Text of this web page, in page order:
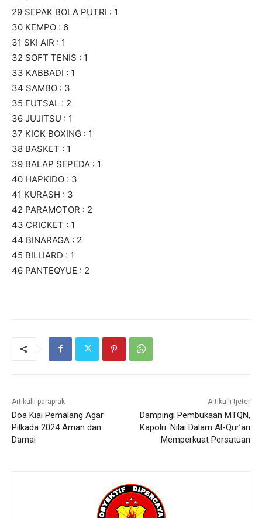
29 SEPAK BOLA PUTRI : 1
30 KEMPO : 6
31 SKI AIR : 1
32 SOFT TENIS : 1
33 KABBADI : 1
34 SAMBO : 3
35 FUTSAL : 2
36 JUJITSU : 1
37 KICK BOXING : 1
38 BASKET : 1
39 BALAP SEPEDA : 1
40 HAPKIDO : 3
41 KURASH : 3
42 PARAMOTOR : 2
43 CRICKET : 1
44 BINARAGA : 2
45 BILLIARD : 1
46 PANTEQYUE : 2
Artikulli paraprak
Doa Kiai Pemalang Agar
Pilkada 2024 Aman dan
Damai
Artikulli tjetër
Dampingi Pembukaan MTQN,
Kapolri: Nilai Dalam Al-Qur’an
Memperkuat Persatuan